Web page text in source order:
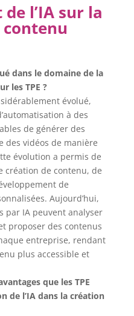
de l’IA sur la
dans le domaine de la
les TPE ?
évolué,
à des
de générer des
des vidéos de manière
évolution a permis de
création de contenu, de
de
Aujourd’hui,
par IA peuvent analyser
proposer des contenus
entreprise, rendant
plus accessible et
que les TPE
de l’IA dans la création